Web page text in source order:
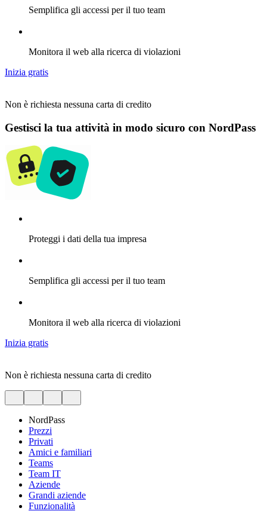
Semplifica gli accessi per il tuo team
Monitora il web alla ricerca di violazioni
Inizia gratis
Non è richiesta nessuna carta di credito
Gestisci la tua attività in modo sicuro con NordPass
Proteggi i dati della tua impresa
Semplifica gli accessi per il tuo team
Monitora il web alla ricerca di violazioni
Inizia gratis
Non è richiesta nessuna carta di credito
NordPass
Prezzi
Privati
Amici e familiari
Teams
Team IT
Aziende
Grandi aziende
Funzionalità